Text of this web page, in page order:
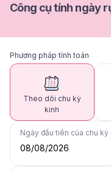
Công cụ tính ngày
Phương pháp tính toán
Theo dõi chu kỳ
kinh
Ngày đầu tiên của chu kỳ
08/08/2026